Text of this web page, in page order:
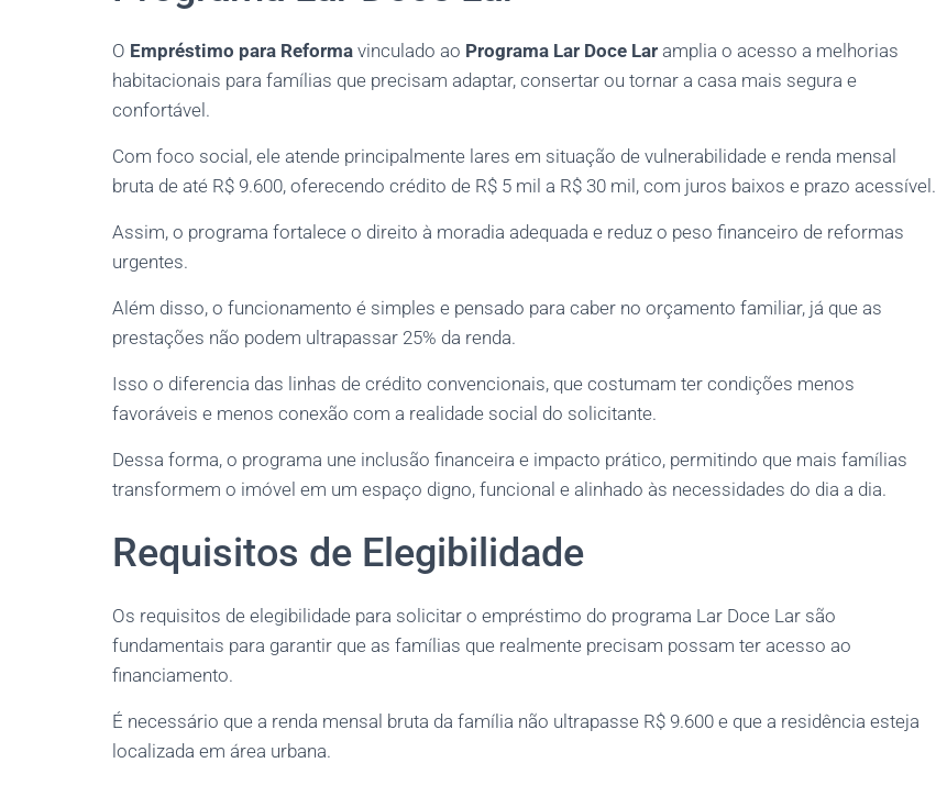
O Empréstimo para Reforma vinculado ao Programa Lar Doce Lar amplia o acesso a melhorias
habitacionais para famílias que precisam adaptar, consertar ou tornar a casa mais segura e
confortável.
Com foco social, ele atende principalmente lares em situação de vulnerabilidade e renda mensal
bruta de até R$ 9.600, oferecendo crédito de R$ 5 mil a R$ 30 mil, com juros baixos e prazo acessível.
Assim, o programa fortalece o direito à moradia adequada e reduz o peso financeiro de reformas
urgentes.
Além disso, o funcionamento é simples e pensado para caber no orçamento familiar, já que as
prestações não podem ultrapassar 25% da renda.
Isso o diferencia das linhas de crédito convencionais, que costumam ter condições menos
favoráveis e menos conexão com a realidade social do solicitante.
Dessa forma, o programa une inclusão financeira e impacto prático, permitindo que mais famílias
transformem o imóvel em um espaço digno, funcional e alinhado às necessidades do dia a dia.
Requisitos de Elegibilidade
Os requisitos de elegibilidade para solicitar o empréstimo do programa Lar Doce Lar são
fundamentais para garantir que as famílias que realmente precisam possam ter acesso ao
financiamento.
É necessário que a renda mensal bruta da família não ultrapasse R$ 9.600 e que a residência esteja
localizada em área urbana.